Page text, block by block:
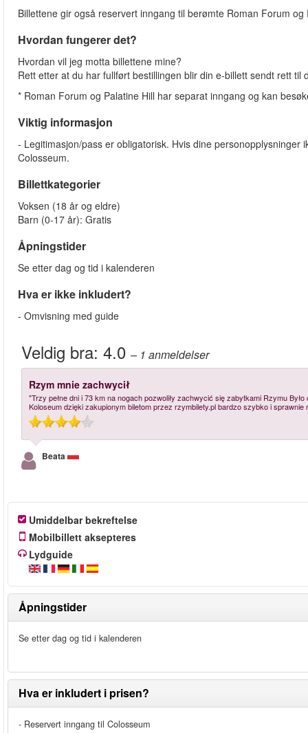
Billettene gir også reservert inngang til berømte Roman Forum
Hvordan fungerer det?
Hvordan vil jeg motta billettene mine?
Rett etter at du har fullført bestillingen blir din e-billett sendt rett
* Roman Forum og Palatine Hill har separat inngang og kan
Viktig informasjon
- Legitimasjon/pass er obligatorisk. Hvis dine
Colosseum.
Billettkategorier
Voksen (18 år og eldre)
Barn (0-17 år): Gratis
Åpningstider
Se etter dag og tid i kalenderen
Hva er ikke inkludert?
- Omvisning med guide
Veldig bra: 4.0 – 1 anmeldelser
Rzym mnie zachwycił
"Trzy pełne dni i 73 km na nogach pozwoliły zachwycić się zabytkami Rzymu
Koloseum dzięki zakupionym biletom przez rzymbilety.pl bardzo szybko i
Beata
Umiddelbar bekreftelse
Mobilbillett aksepteres
Lydguide
Åpningstider
Se etter dag og tid i kalenderen
Hva er inkludert i prisen?
- Reservert inngang til Colosseum